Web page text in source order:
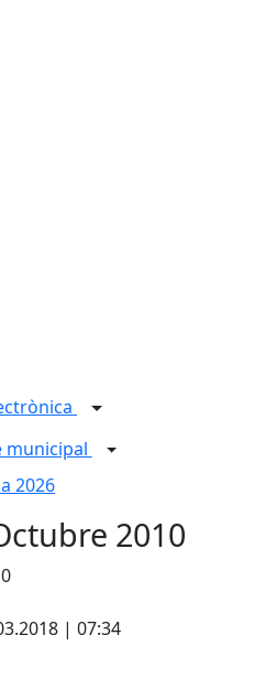
municipal
2026
2010
| 07:34